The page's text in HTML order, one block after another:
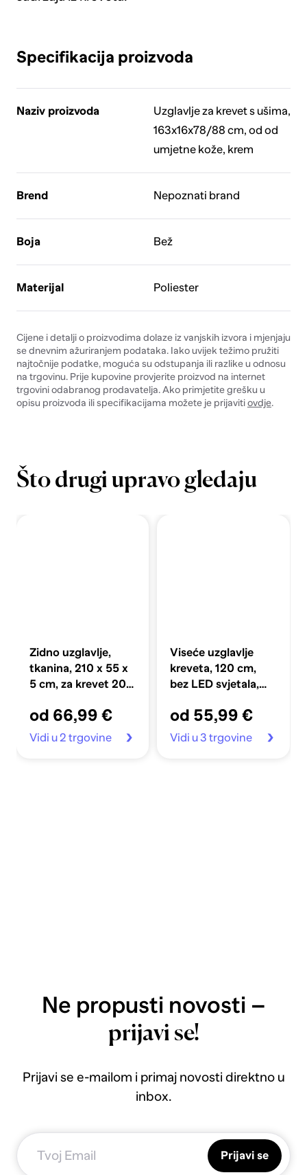
Specifikacija proizvoda
Naziv proizvoda
Uzglavlje za krevet s ušima,
163x16x78/88 cm, od od
umjetne kože, krem
Brend Nepoznati brand
Boja Bež
Materijal Poliester
Cijene i detalji o proizvodima dolaze iz vanjskih izvora i mjenjaju
se dnevnim ažuriranjem podataka. Iako uvijek težimo pružiti
najtočnije podatke, moguća su odstupanja ili razlike u odnosu
na trgovinu. Prije kupovine provjerite proizvod na internet
trgovini odabranog prodavatelja. Ako primjetite grešku u
opisu proizvoda ili specifikacijama možete je prijavitiovdje.
Što drugi upravo gledaju
Zidno uzglavlje,
tkanina, 210 x 55 x
5 cm, za krevet 200
tamnozelena
od 66,99 €
Vidi u 2 trgovine
Viseće uzglavlje
kreveta, 120 cm,
bez LED svjetala,
svijetlo zelenosiva
od 55,99 €
Vidi u 3 trgovine
Ne propusti novosti –
prijavi se!
Prijavi se e-mailom i primaj novosti direktno u
inbox.
Prijavi se